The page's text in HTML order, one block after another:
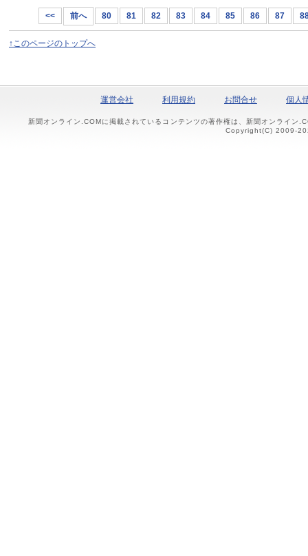
<< 前へ 80 81 82 83 84 85 86 87
↑このページのトップへ
運営会社 利用規約 お問合せ 個人
新聞オンライン.COMに掲載されているコンテンツの著作権は、新聞オンライン
Copyright(C) 2009-